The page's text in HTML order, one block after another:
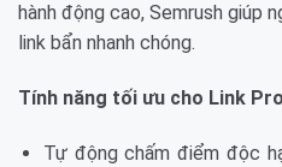
hành động cao, Semrush giúp
link bẩn nhanh chóng.
Tính năng tối ưu cho Link
Tự động chấm điểm độc